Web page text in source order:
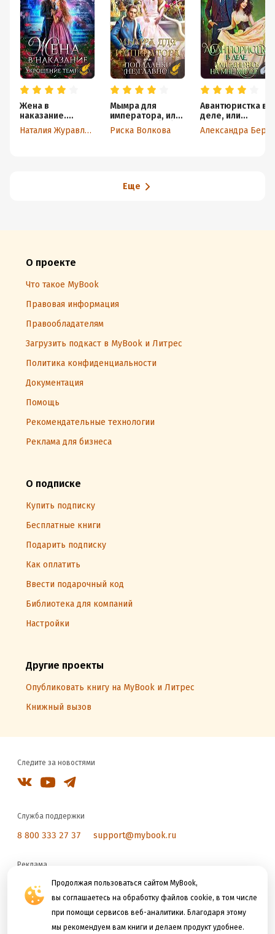
Продолжая пользоваться сайтом MyBook,
вы соглашаетесь на обработку файлов cookie, в том числе
при помощи сервисов веб-аналитики. Благодаря этому
мы рекомендуем вам книги и делаем продукт удобнее.
Жена в
наказание.
Укрощение
темного
Наталия Журавликова
Мымра для
императора, или
Попаданки (не)
главное
Риска Волкова
Авантюристка в
деле, или
Женитесь на мне
милорд!
Александра Берг
Еще
О проекте
Что такое MyBook
Правовая информация
Правообладателям
Загрузить подкаст в MyBook и Литрес
Политика конфиденциальности
Документация
Помощь
Рекомендательные технологии
Реклама для бизнеса
О подписке
Купить подписку
Бесплатные книги
Подарить подписку
Как оплатить
Ввести подарочный код
Библиотека для компаний
Настройки
Другие проекты
Опубликовать книгу на MyBook и Литрес
Книжный вызов
Следите за новостями
Служба поддержки
8 800 333 27 37 support@mybook.ru
Реклама
reklama@litres.ru
Мы принимаем к оплате